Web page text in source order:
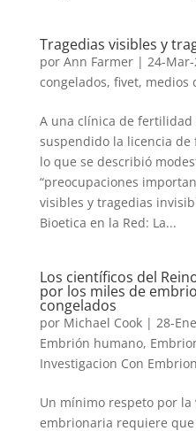
Tragedias visibles y
por Ann Farmer| 24-
congelados, fivet, medios
A una clínica de fertilidad
suspendido la licencia
lo que se describió
“preocupaciones
visibles y tragedias
Bioetica en la Red: La...
Los científicos del
por los miles de
congelados
por Michael Cook| 28-
Embrión humano,
Investigacion Con
Un mínimo respeto por
embrionaria requiere